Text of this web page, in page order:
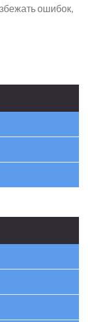
ошибок,